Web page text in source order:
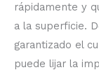
rápidamente y
a la superficie.
garantizado el
puede lijar la